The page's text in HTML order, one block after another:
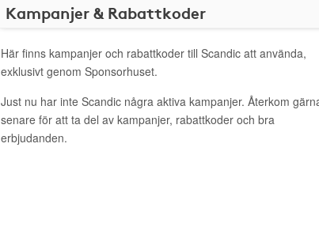
Kampanjer & Rabattkoder
Här finns kampanjer och rabattkoder till Scandic att använda,
exklusivt genom Sponsorhuset.
Just nu har inte Scandic några aktiva kampanjer. Återkom
senare för att ta del av kampanjer, rabattkoder och bra
erbjudanden.